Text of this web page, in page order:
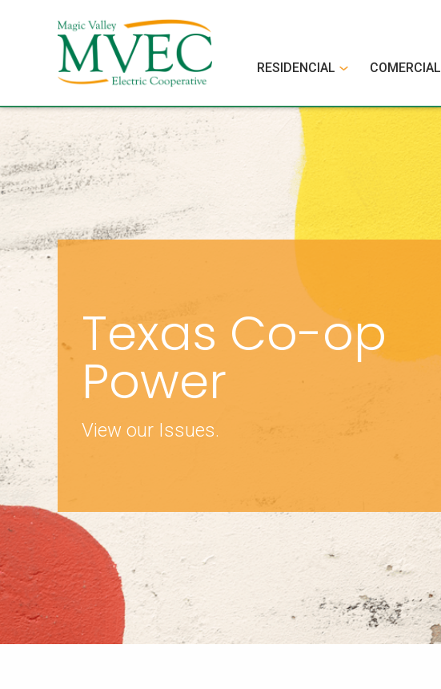
RESIDENCIAL COMERCIAL
Texas Co-op
Power
View our Issues.